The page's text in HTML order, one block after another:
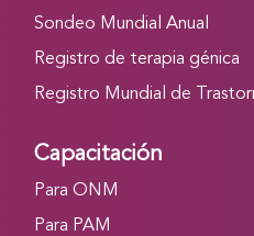
Sondeo Mundial Anual
Registro de terapia génica
Registro Mundial de
Capacitación
Para ONM
Para PAM